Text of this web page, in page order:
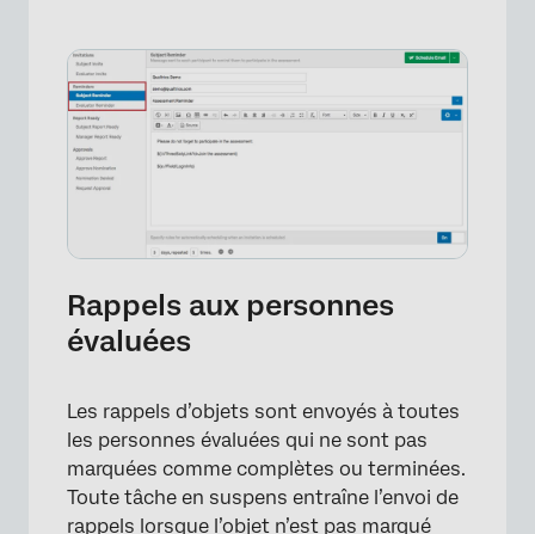
×
Rappels aux personnes
évaluées
Les rappels d’objets sont envoyés à toutes
les personnes évaluées qui ne sont pas
marquées comme complètes ou terminées.
Toute tâche en suspens entraîne l’envoi de
rappels lorsque l’objet n’est pas marqué